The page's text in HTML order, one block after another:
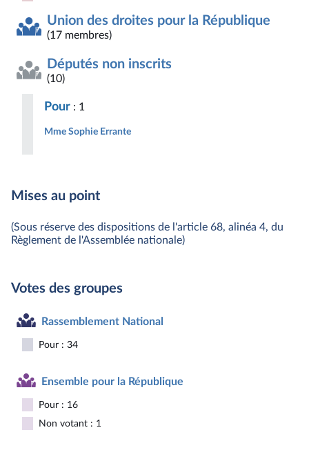
Union des droites pour la République
(17 membres)
Députés non inscrits
(10)
Pour : 1
Mme Sophie Errante
Mises au point
(Sous réserve des dispositions de l'article 68, alinéa 4, du
Règlement de l'Assemblée nationale)
Votes des groupes
Rassemblement National
Pour : 34
Ensemble pour la République
Pour : 16
Non votant : 1